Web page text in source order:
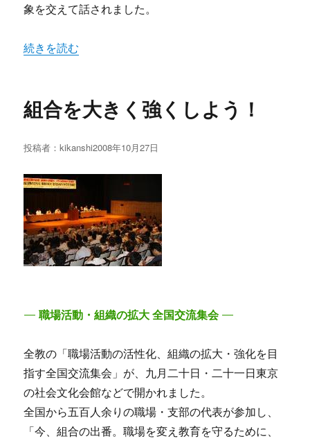
象を交えて話されました。
“第一回 連続講座「発達障害のある子どもの理解と援助
続きを読む
組合を大きく強くしよう！
投稿者：kikanshi投
日:
2008年10月27日
— 職場活動・組織の拡大 全国交流集会 —
全教の「職場活動の活性化、組織の拡大・強化を目
指す全国交流集会」が、九月二十日・二十一日東京
の社会文化会館などで開かれました。
全国から五百人余りの職場・支部の代表が参加し、
「今、組合の出番。職場を変え教育を守るために、